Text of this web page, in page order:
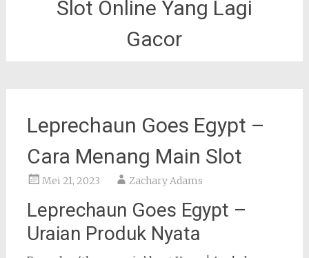
Slot Online Yang Lagi
Gacor
Leprechaun Goes Egypt –
Cara Menang Main Slot
Mei 21, 2023 Zachary Adams
Leprechaun Goes Egypt –
Uraian Produk Nyata